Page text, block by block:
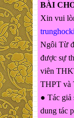
BÀI
Xin vui
Ngôi Từ
được sự
viên
THPT và
● Tác giả
dung tác